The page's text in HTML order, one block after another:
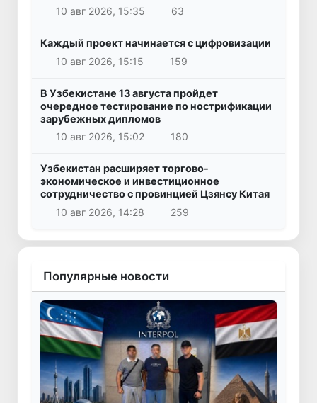
10 авг 2026, 15:35
63
Каждый проект начинается с цифровизации
10 авг 2026, 15:15
159
В Узбекистане 13 августа пройдет
очередное тестирование по нострификации
зарубежных дипломов
10 авг 2026, 15:02
180
Узбекистан расширяет торгово-
экономическое и инвестиционное
сотрудничество с провинцией Цзянсу Китая
10 авг 2026, 14:28
259
Популярные новости